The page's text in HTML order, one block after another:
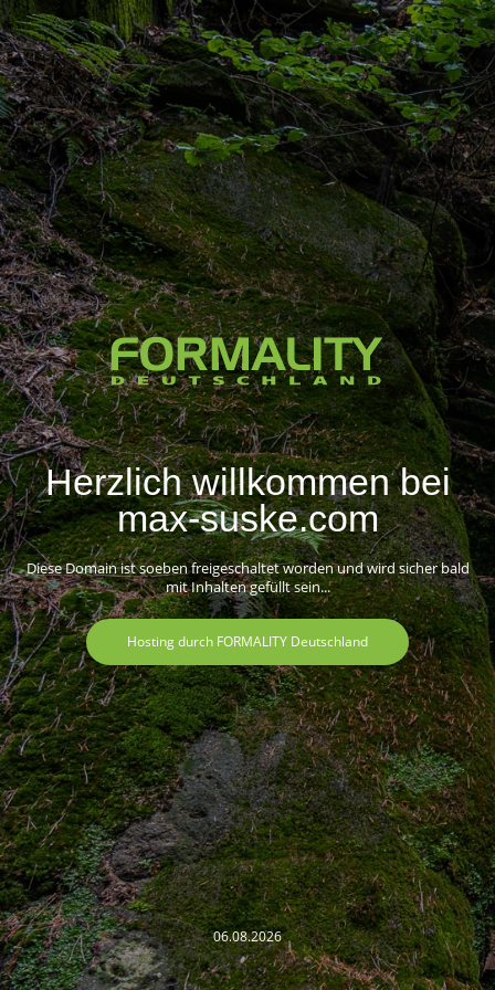
Herzlich willkommen bei
max-suske.com
Diese Domain ist soeben freigeschaltet worden und wird sicher bald
mit Inhalten gefüllt sein...
Hosting durch FORMALITY Deutschland
06.08.2026